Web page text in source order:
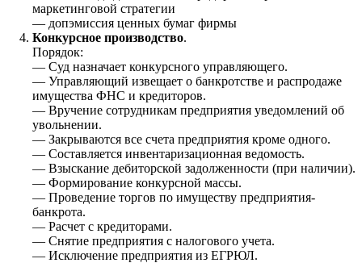
маркетинговой стратегии
— допэмиссия ценных бумаг фирмы
Конкурсное производство.
Порядок:
— Суд назначает конкурсного управляющего.
— Управляющий извещает о банкротстве и распродаже
имущества ФНС и кредиторов.
— Вручение сотрудникам предприятия уведомлений об
увольнении.
— Закрываются все счета предприятия кроме одного.
— Составляется инвентаризационная ведомость.
— Взыскание дебиторской задолженности (при наличии).
— Формирование конкурсной массы.
— Проведение торгов по имуществу предприятия-
банкрота.
— Расчет с кредиторами.
— Снятие предприятия с налогового учета.
— Исключение предприятия из ЕГРЮЛ.